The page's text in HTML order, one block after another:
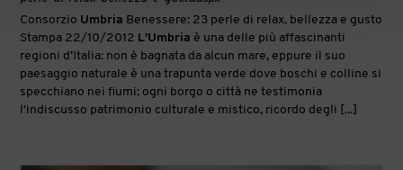
Consorzio Umbria Benessere: 23 perle di relax, bellezza e gusto
Stampa 22/10/2012 L’Umbria è una delle più affascinanti
regioni d’Italia: non è bagnata da alcun mare, eppure il suo
paesaggio naturale è una trapunta verde dove boschi e colline si
specchiano nei fiumi; ogni borgo o città ne testimonia
l’indiscusso patrimonio culturale e mistico, ricordo degli [...]